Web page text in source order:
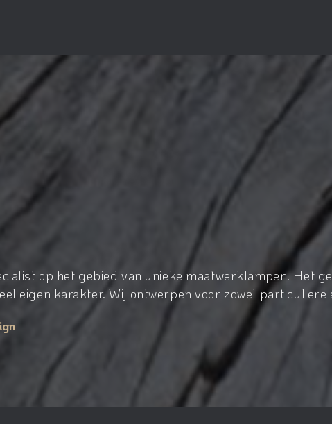
op het gebied van unieke maatwerklampen. Het
eigen karakter. Wij ontwerpen voor zowel